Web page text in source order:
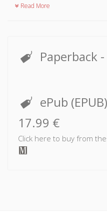
Read More
Paperback
ePub (EPUB)
17.99 €
Click here to buy from